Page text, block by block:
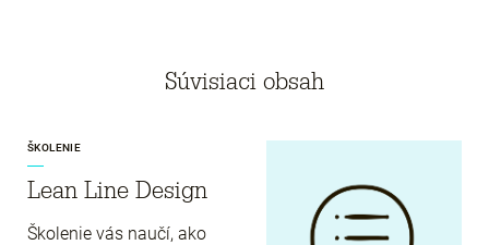
Súvisiaci obsah
ŠKOLENIE
Lean Line Design
Školenie vás naučí, ako